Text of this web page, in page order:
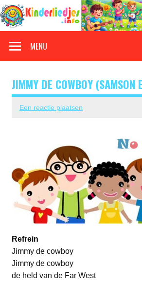
Doorgaan
naar
inhoud
MENU
JIMMY DE COWBOY (SAMSON
Een reactie plaatsen
Refrein
Jimmy de cowboy
Jimmy de cowboy
de held van de Far West